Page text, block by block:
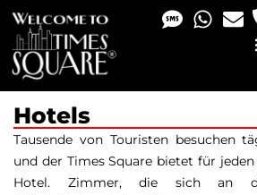
Hotels
Tausende von Touristen besuchen
und der Times Square bietet für
Hotel. Zimmer, die sich an